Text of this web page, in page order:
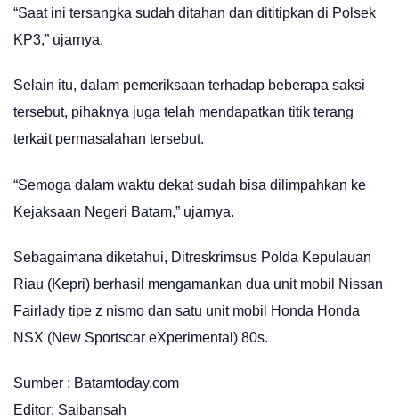
“Saat ini tersangka sudah ditahan dan dititipkan di Polsek
KP3,” ujarnya.
Selain itu, dalam pemeriksaan terhadap beberapa saksi
tersebut, pihaknya juga telah mendapatkan titik terang
terkait permasalahan tersebut.
“Semoga dalam waktu dekat sudah bisa dilimpahkan ke
Kejaksaan Negeri Batam,” ujarnya.
Sebagaimana diketahui, Ditreskrimsus Polda Kepulauan
Riau (Kepri) berhasil mengamankan dua unit mobil Nissan
Fairlady tipe z nismo dan satu unit mobil Honda Honda
NSX (New Sportscar eXperimental) 80s.
Sumber : Batamtoday.com
Editor: Saibansah